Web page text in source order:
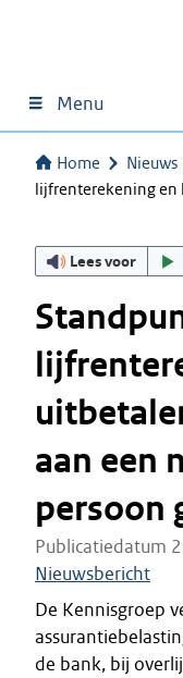
Menu
Home Nieuws
lijfrenterekening
Lees voor
aan een
persoon
Publicatiedatum
Nieuwsbericht
De Kennisgroep
de bank, bij